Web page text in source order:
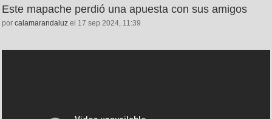
Este mapache perdió una apuesta con sus amigos
por calamarandaluz el 17 sep 2024, 11:39